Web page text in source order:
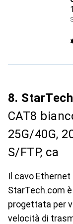
8. StarTech
CAT8
25G/40G,
S/FTP, ca
Il cavo Ethernet
StarTech.com
progettata per
velocità di